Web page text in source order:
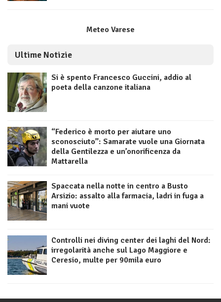
Meteo Varese
Ultime Notizie
Si è spento Francesco Guccini, addio al
poeta della canzone italiana
“Federico è morto per aiutare uno
sconosciuto”: Samarate vuole una Giornata
della Gentilezza e un’onorificenza da
Mattarella
Spaccata nella notte in centro a Busto
Arsizio: assalto alla farmacia, ladri in fuga a
mani vuote
Controlli nei diving center dei laghi del Nord:
irregolarità anche sul Lago Maggiore e
Ceresio, multe per 90mila euro